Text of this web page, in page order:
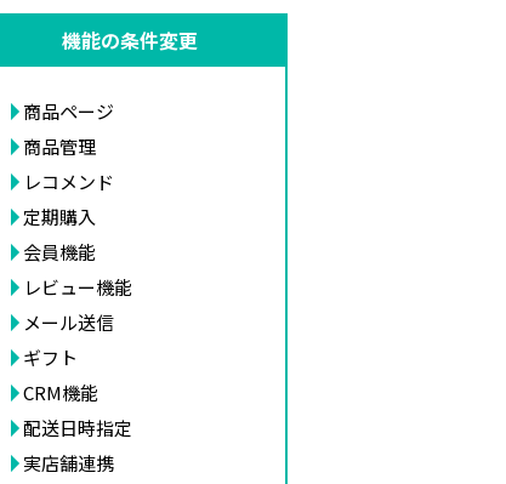
機能の条件変更
商品ページ
商品管理
レコメンド
定期購入
会員機能
レビュー機能
メール送信
ギフト
CRM機能
配送日時指定
実店舗連携